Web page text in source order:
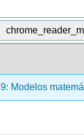
9: Modelos